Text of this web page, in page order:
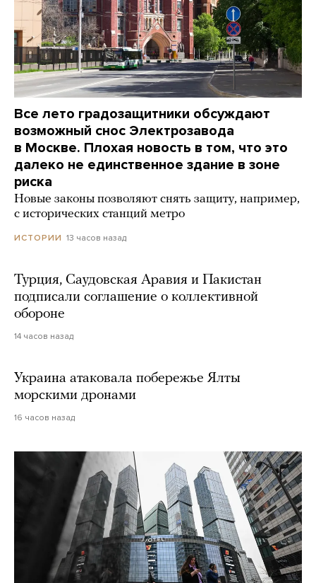
Все лето градозащитники обсуждают
возможный снос Электрозавода
в Москве. Плохая новость в том, что это
далеко не единственное здание в зоне
риска
Новые законы позволяют снять защиту, например,
с исторических станций метро
ИСТОРИИ 13 часов назад
Турция, Саудовская Аравия и Пакистан
подписали соглашение о коллективной
обороне
14 часов назад
Украина атаковала побережье Ялты
морскими дронами
16 часов назад